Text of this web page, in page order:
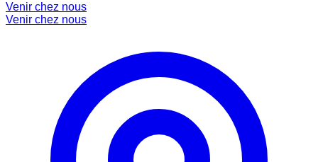
Venir chez nous
Venir chez nous